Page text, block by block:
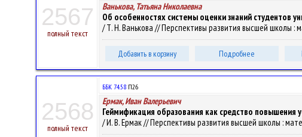
2567
полный текст
Ванькова, Татьяна Николаевна
Об особенностях системы оценки знаний студентов
/ Т. Н. Ванькова // Перспективы развития высшей школы :
Добавить в корзину Подробнее
2568
полный текст
ББК 74.58 П26
Ермак, Иван Валерьевич
Геймификация образования как средство повышения
/ И. В. Ермак // Перспективы развития высшей школы :